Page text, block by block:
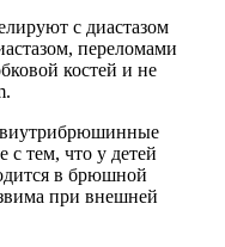
с диастазом
переломами
костей и не
виутрибрюшинные
с тем, что у детей
в брюшной
при внешней